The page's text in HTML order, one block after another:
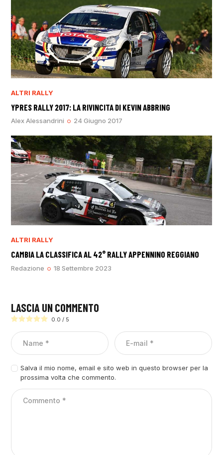
ALTRI RALLY
YPRES RALLY 2017: LA RIVINCITA DI KEVIN ABBRING
Alex Alessandrini 24 Giugno 2017
ALTRI RALLY
CAMBIA LA CLASSIFICA AL 42° RALLY APPENNINO REGGIANO
Redazione 18 Settembre 2023
LASCIA UN COMMENTO
0.0 / 5
Salva il mio nome, email e sito web in questo browser per la
prossima volta che commento.